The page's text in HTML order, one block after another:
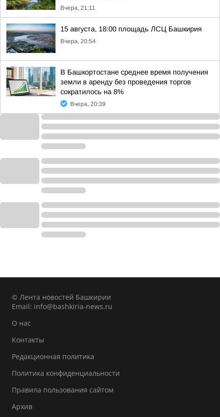
Вчера, 21:11
15 августа, 18:00 площадь ЛСЦ Башкирия
Вчера, 20:54
В Башкортостане среднее время получения
земли в аренду без проведения торгов
сократилось на 8%
Вчера, 20:39
© Лента новостей Башкирии
Email: info@bashkiria-news.ru
О нас
Контакты
Редакционная политика
Политика конфиденциальности
Правила пользования сайтом
Архив